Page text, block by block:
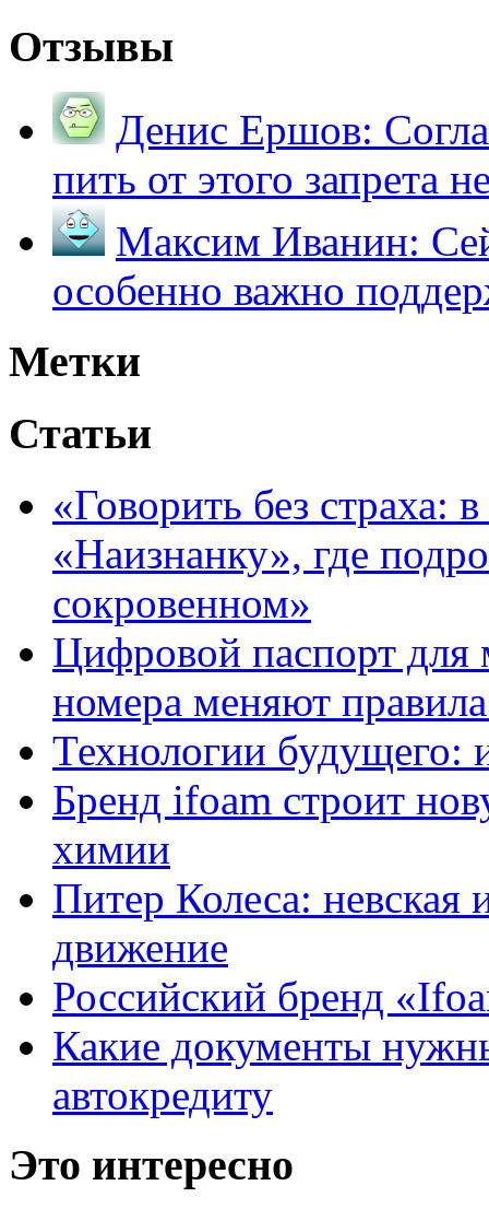
Отзывы
Денис Ершов:
пить от этого запрета
Максим Иванин:
особенно важно
Метки
Статьи
«Говорить без страха:
«Наизнанку», где
сокровенном»
Цифровой паспорт для
номера меняют
Технологии будущего:
Бренд ifoam строит
химии
Питер Колеса: невская
движение
Российский бренд
Какие документы
автокредиту
Это интересно